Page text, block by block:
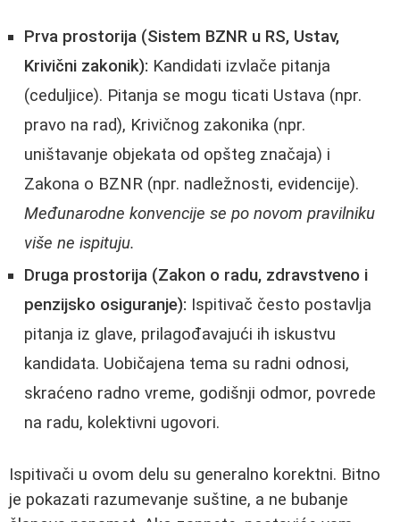
Prva prostorija (Sistem BZNR u RS, Ustav,
Krivični zakonik): Kandidati izvlače pitanja
(ceduljice). Pitanja se mogu ticati Ustava (npr.
pravo na rad), Krivičnog zakonika (npr.
uništavanje objekata od opšteg značaja) i
Zakona o BZNR (npr. nadležnosti, evidencije).
Međunarodne konvencije se po novom pravilniku
više ne ispituju.
Druga prostorija (Zakon o radu, zdravstveno i
penzijsko osiguranje): Ispitivač često postavlja
pitanja iz glave, prilagođavajući ih iskustvu
kandidata. Uobičajena tema su radni odnosi,
skraćeno radno vreme, godišnji odmor, povrede
na radu, kolektivni ugovori.
Ispitivači u ovom delu su generalno korektni. Bitno
je pokazati razumevanje suštine, a ne bubanje